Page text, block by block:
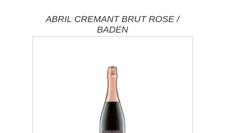
ABRIL CREMANT BRUT ROSE /
BADEN